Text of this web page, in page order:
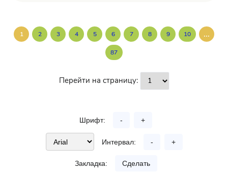
1 2 3 4 5 6 7 8 9 10 ...
87
Перейти на страницу:
Шрифт: - +
Интервал: - +
Закладка: Сделать